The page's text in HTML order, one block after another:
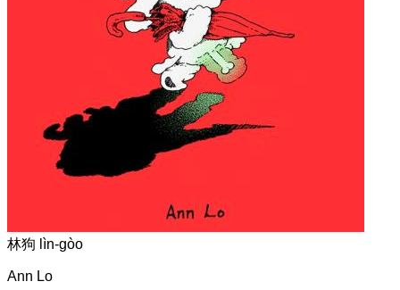
林狗 lìn-gòo
Ann Lo